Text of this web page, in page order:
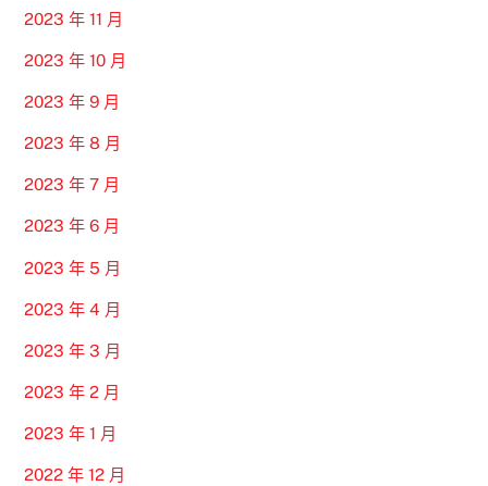
2023 年 11 月
2023 年 10 月
2023 年 9 月
2023 年 8 月
2023 年 7 月
2023 年 6 月
2023 年 5 月
2023 年 4 月
2023 年 3 月
2023 年 2 月
2023 年 1 月
2022 年 12 月